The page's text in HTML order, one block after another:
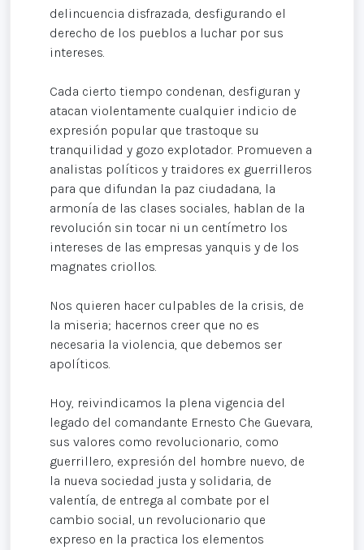
delincuencia disfrazada, desfigurando el
derecho de los pueblos a luchar por sus
intereses.
Cada cierto tiempo condenan, desfiguran y
atacan violentamente cualquier indicio de
expresión popular que trastoque su
tranquilidad y gozo explotador. Promueven a
analistas políticos y traidores ex guerrilleros
para que difundan la paz ciudadana, la
armonía de las clases sociales, hablan de la
revolución sin tocar ni un centímetro los
intereses de las empresas yanquis y de los
magnates criollos.
Nos quieren hacer culpables de la crisis, de
la miseria; hacernos creer que no es
necesaria la violencia, que debemos ser
apolíticos.
Hoy, reivindicamos la plena vigencia del
legado del comandante Ernesto Che Guevara,
sus valores como revolucionario, como
guerrillero, expresión del hombre nuevo, de
la nueva sociedad justa y solidaria, de
valentía, de entrega al combate por el
cambio social, un revolucionario que
expreso en la practica los elementos